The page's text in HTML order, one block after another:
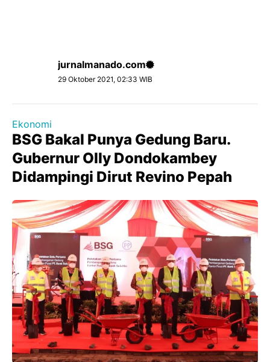
jurnalmanado.com
29 Oktober 2021, 02:33 WIB
Ekonomi
BSG Bakal Punya Gedung Baru.
Gubernur Olly Dondokambey
Didampingi Dirut Revino Pepah